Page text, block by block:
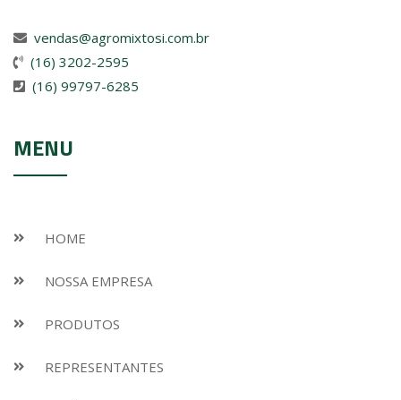
vendas@agromixtosi.com.br
(16) 3202-2595
(16) 99797-6285
MENU
HOME
NOSSA EMPRESA
PRODUTOS
REPRESENTANTES